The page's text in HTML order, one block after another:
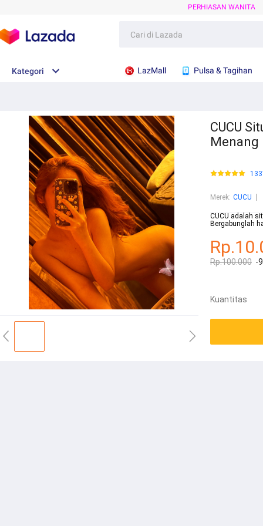
PERHIASAN WANITA
Kategori LazMall Pulsa & Tagihan
CUCU
Menang
Merek: CUCU
CUCU adalah
Bergabunglah
Rp.100.000 -
Kuantitas